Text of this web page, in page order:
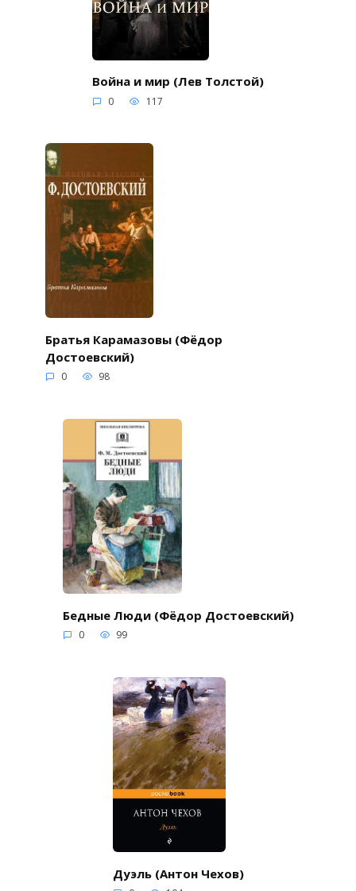
Война и мир (Лев Толстой)
0 117
Братья Карамазовы (Фёдор
Достоевский)
0 98
Бедные Люди (Фёдор Достоевский)
0 99
Дуэль (Антон Чехов)